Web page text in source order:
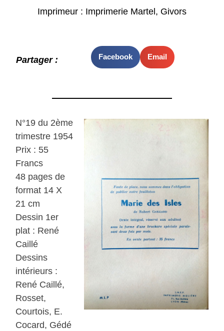
Imprimeur : Imprimerie Martel, Givors
Partager : Facebook Email
N°19 du 2ème
trimestre 1954
Prix : 55
Francs
48 pages de
format 14 X
21 cm
Dessin 1er
plat : René
Caillé
Dessins
intérieurs :
René Caillé,
Rosset,
Courtois, E.
Cocard, Gédé